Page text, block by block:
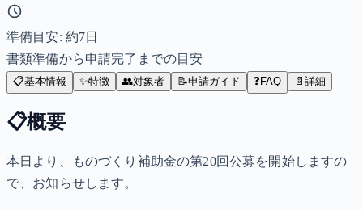
準備目安: 約7日
書類準備から申請完了までの目安
📋基本情報 ✨特徴 👥対象者 📝申請ガイド ❓FAQ 📄 詳細
📋概要
本日より、ものづくり補助金の第20回公募を開始しますの
で、お知らせします。